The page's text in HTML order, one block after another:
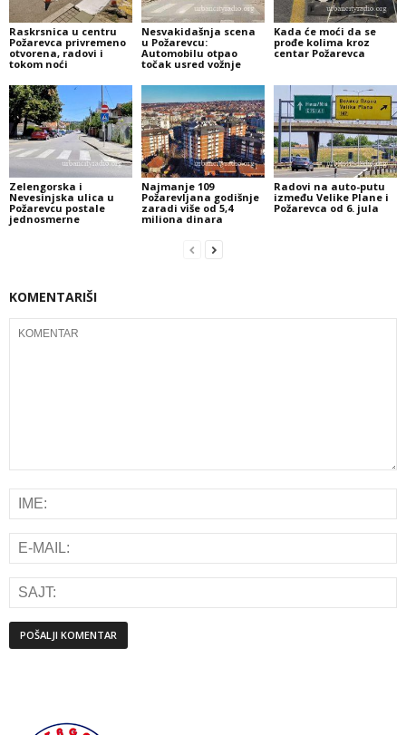
Raskrsnica u centru
Požarevca privremeno
otvorena, radovi i
tokom noći
Nesvakidašnja scena
u Požarevcu:
Automobilu otpao
točak usred vožnje
Kada će moći da se
prođe kolima kroz
centar Požarevca
Zelengorska i
Nevesinjska ulica u
Požarevcu postale
jednosmerne
Najmanje 109
Požarevljana godišnje
zaradi više od 5,4
miliona dinara
Radovi na auto-putu
između Velike Plane i
Požarevca od 6. jula
KOMENTARIŠI